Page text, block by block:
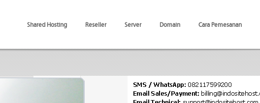
Shared Hosting Reseller Server Domain Cara Pemesanan